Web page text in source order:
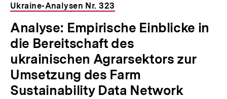
Ukraine-Analysen Nr. 323
Analyse: Empirische Einblicke in
die Bereitschaft des
ukrainischen Agrarsektors zur
Umsetzung des Farm
Sustainability Data Network